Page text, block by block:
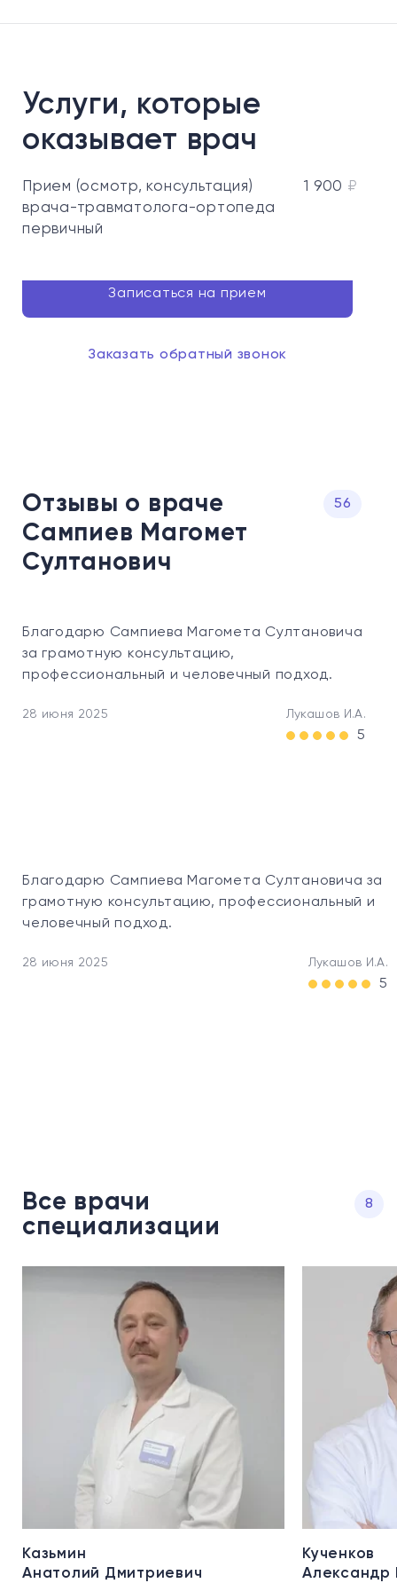
Услуги, которые
оказывает врач
Прием (осмотр, консультация)
врача-травматолога-ортопеда
первичный
1 900 ₽
Записаться на прием
Заказать обратный звонок
Отзывы о враче
Сампиев Магомет
Султанович
56
Благодарю Сампиева Магомета Султановича
за грамотную консультацию,
профессиональный и человечный подход.
28 июня 2025 Лукашов И.А.
5
Благодарю Сампиева Магомета Султановича за
грамотную консультацию, профессиональный и
человечный подход.
28 июня 2025 Лукашов И.А.
5
Все врачи
специализации
8
Казьмин
Анатолий Дмитриевич
Кученков
Александр